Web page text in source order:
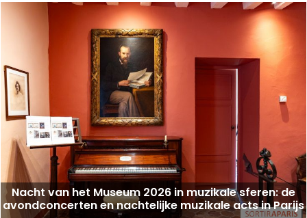
Nacht van het Museum 2026 in muzikale sferen: de
avondconcerten en nachtelijke muzikale acts in Parijs